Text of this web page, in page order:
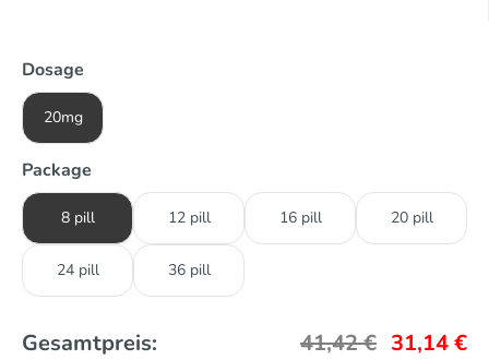
Dosage
20mg
Package
8 pill 12 pill 16 pill 20 pill
24 pill 36 pill
Gesamtpreis: 41,42€ 31,14€